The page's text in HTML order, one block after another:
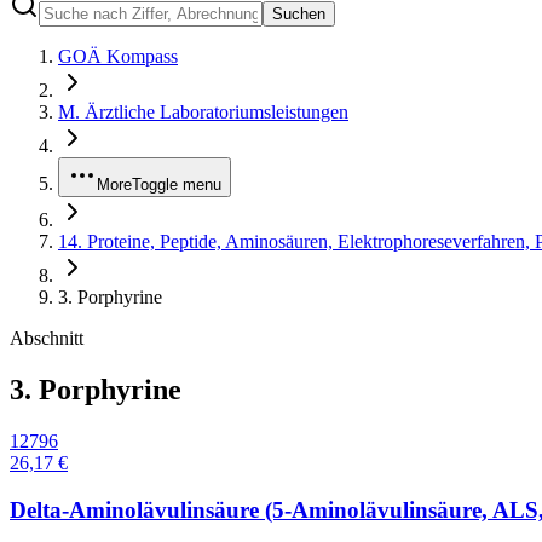
Suchen
GOÄ Kompass
M. Ärztliche Laboratoriumsleistungen
MoreToggle menu
14. Proteine, Peptide, Aminosäuren, Elektrophoreseverfahren,
3. Porphyrine
Abschnitt
3. Porphyrine
12796
26,17 €
Delta-Aminolävulinsäure (5-Aminolävulinsäure,